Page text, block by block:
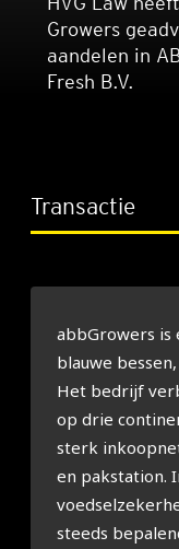
Growers
aandelen in
Fresh B.V.
Transactie
abbGrowers is
blauwe
Het bedrijf
op drie
sterk
en pakstation.
steeds